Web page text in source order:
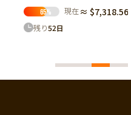
65% 現在 ≈ $7,318.56
残り52日